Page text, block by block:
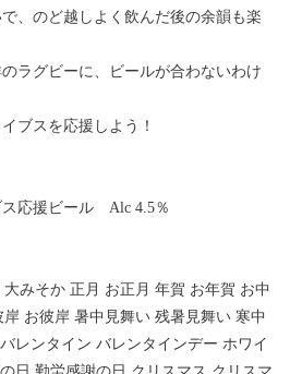
、のど越しよく飲んだ後の余韻も楽
ラグビーに、ビールが合わないわけ
ブスを応援しよう！
ス応援ビール Alc 4.5％
みそか 正月 お正月 年賀 お年賀 お中
お彼岸 暑中見舞い 残暑見舞い 寒中
レンタイン バレンタインデー ホワイ